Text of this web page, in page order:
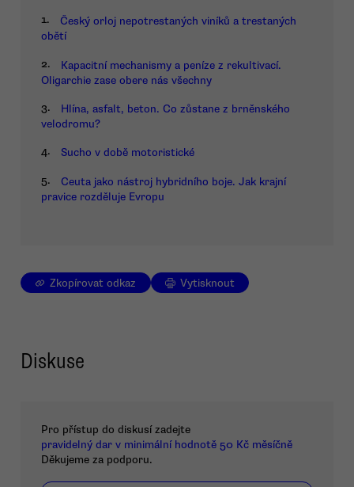
1.
Český orloj nepotrestaných viníků a trestaných
obětí
2.
Kapacitní mechanismy a peníze z rekultivací.
Oligarchie zase obere nás všechny
3.
Hlína, asfalt, beton. Co zůstane z brněnského
velodromu?
4. Sucho v době motoristické
5.
Ceuta jako nástroj hybridního boje. Jak krajní
pravice rozděluje Evropu
Zkopírovat odkaz Vytisknout
Diskuse
Pro přístup do diskusí zadejte
pravidelný dar v minimální hodnotě 50 Kč měsíčně
Děkujeme za podporu.